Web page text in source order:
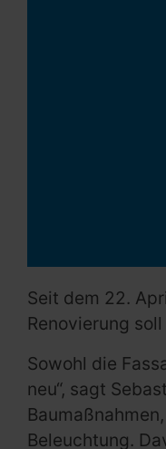
Seit dem 22.
Renovierung
Sowohl die
neu“, sagt
Beleuchtung.